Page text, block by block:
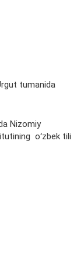
tumanida
Nizomiy
oʻzbek tili